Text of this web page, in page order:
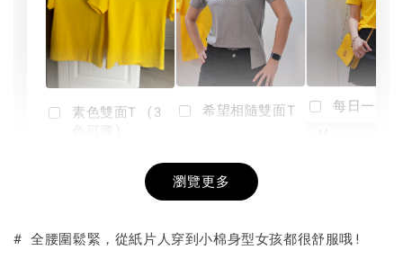
素色雙面T (3
+
希望相隨雙面T
NT$ 190
-
每日一笑
瀏覽更多
# 全腰圍鬆緊，從紙片人穿到小棉身型女孩都很舒服哦!